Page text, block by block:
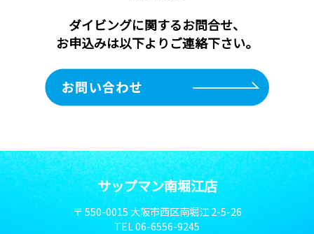
ダイビングに関するお問合せ、
お申込みは以下よりご連絡下さい。
サップマン南堀江店
〒 550-0015 大阪市西区南堀江 2-5-26
TEL06-6556-9245